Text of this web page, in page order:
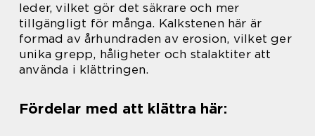
leder, vilket gör det säkrare och mer
tillgängligt för många. Kalkstenen här är
formad av århundraden av erosion, vilket ger
unika grepp, håligheter och stalaktiter att
använda i klättringen.
Fördelar med att klättra här: